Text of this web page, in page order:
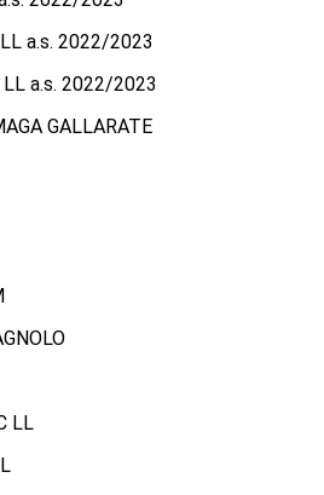
a.s. 2022/2023
a.s. 2022/2023
GALLARATE
LL